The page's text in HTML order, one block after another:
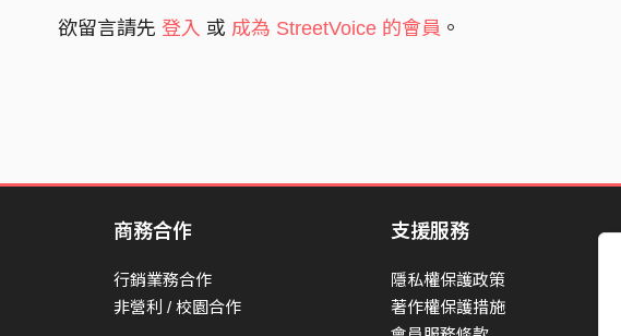
製作人 Producer | 陳婕昕、莊淯媗、詹宗矩、鍾明宇
錄音 Recording | 陳婕昕
混音 Mixing | 陳婕昕
母帶 Mastering | 陳婕昕
我嚮往未来 去到遠方
為何我 總是捨不得
欲留言請先 登入 或 成為 StreetVoice 的會員 。
商務合作
行銷業務合作
非營利 / 校園合作
支援服務
隱私權保護政策
著作權保護措施